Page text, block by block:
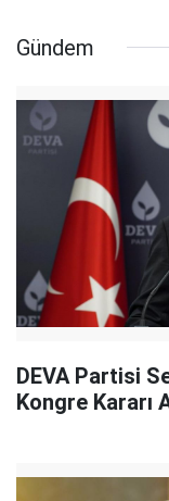
Gündem
DEVA Partisi
Kongre Kararı